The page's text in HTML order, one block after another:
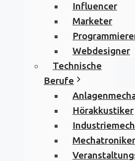
Influencer
Marketer
Webdesigner
Technische
Berufe
Hörakkustiker
Mechatroniker